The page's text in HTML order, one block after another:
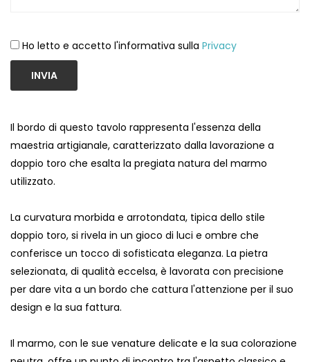
Ho letto e accetto l'informativa sulla Privacy
INVIA
Il bordo di questo tavolo rappresenta l'essenza della
maestria artigianale, caratterizzato dalla lavorazione a
doppio toro che esalta la pregiata natura del marmo
utilizzato.
La curvatura morbida e arrotondata, tipica dello stile
doppio toro, si rivela in un gioco di luci e ombre che
conferisce un tocco di sofisticata eleganza. La pietra
selezionata, di qualità eccelsa, è lavorata con precisione
per dare vita a un bordo che cattura l'attenzione per il suo
design e la sua fattura.
Il marmo, con le sue venature delicate e la sua colorazione